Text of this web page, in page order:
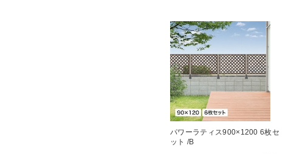
パワーラティス900×1200 6枚セ
ット /B